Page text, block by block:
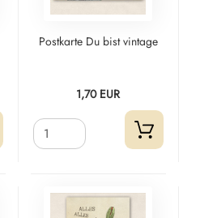
Postkarte Du bist vintage
1,70 EUR